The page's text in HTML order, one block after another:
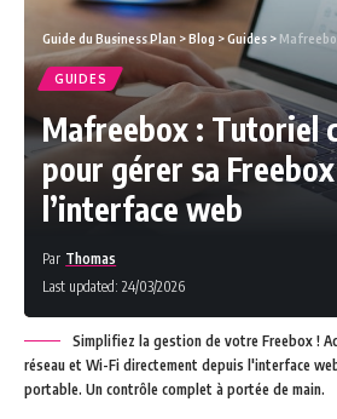
Guide du Business Plan >Blog >Guides > Mafreebox :
GUIDES
Mafreebox : Tutoriel
pour gérer sa
l’interface web
Last updated: 24/03/2026
Par Thomas
Simplifiez la gestion de votre Freebox !
réseau et Wi-Fi directement depuis l'interface
portable. Un contrôle complet à portée de main.